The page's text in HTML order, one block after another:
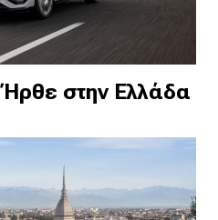
στην Ελλάδα